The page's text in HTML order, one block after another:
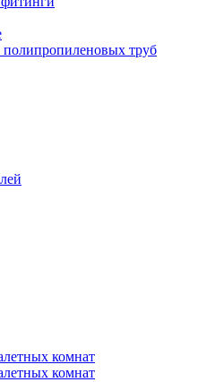
полипропиленовых труб
комнат
комнат